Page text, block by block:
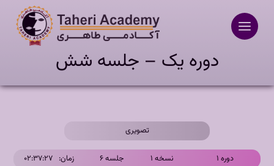
content
دوره یک – جلسه شش
تصویری
دوره ۱ نسخه ۱ جلسه ۶ زمان: ۰۲:۳۷:۲۷